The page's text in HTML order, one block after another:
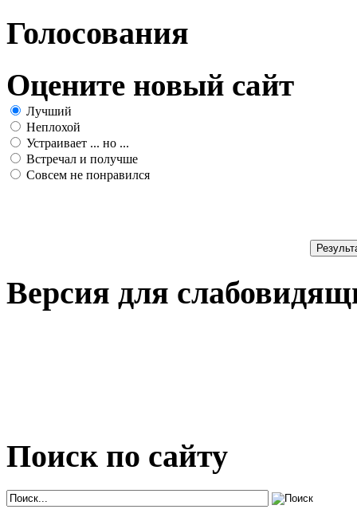
Голосования
Оцените новый сайт
Лучший
Неплохой
Устраивает ... но ...
Встречал и получше
Совсем не понравился
Версия для
Поиск по сайту